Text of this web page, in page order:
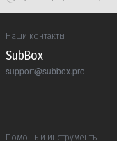
Наши контакты
Sub Box
support@subbox.pro
Помошь и инструменты